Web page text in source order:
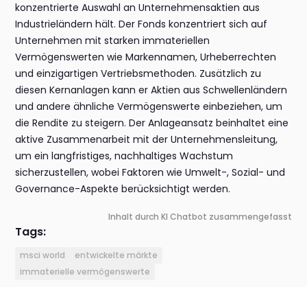
konzentrierte Auswahl an Unternehmensaktien aus
Industrieländern hält. Der Fonds konzentriert sich auf
Unternehmen mit starken immateriellen
Vermögenswerten wie Markennamen, Urheberrechten
und einzigartigen Vertriebsmethoden. Zusätzlich zu
diesen Kernanlagen kann er Aktien aus Schwellenländern
und andere ähnliche Vermögenswerte einbeziehen, um
die Rendite zu steigern. Der Anlageansatz beinhaltet eine
aktive Zusammenarbeit mit der Unternehmensleitung,
um ein langfristiges, nachhaltiges Wachstum
sicherzustellen, wobei Faktoren wie Umwelt-, Sozial- und
Governance-Aspekte berücksichtigt werden.
Inhalt durch KI Chatbot zusammengefasst
Tags:
msci world
entwickelte märkte
immaterielle vermögenswerte